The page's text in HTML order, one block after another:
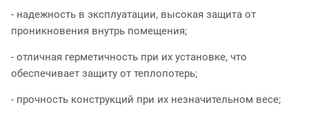
- надежность в эксплуатации, высокая защита от
проникновения внутрь помещения;
- отличная герметичность при их установке, что
обеспечивает защиту от теплопотерь;
- прочность конструкций при их незначительном весе;